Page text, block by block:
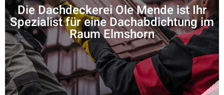
Die Dachdeckerei Ole Mende ist Ihr
Spezialist für eine Dachabdichtung im
Raum Elmshorn